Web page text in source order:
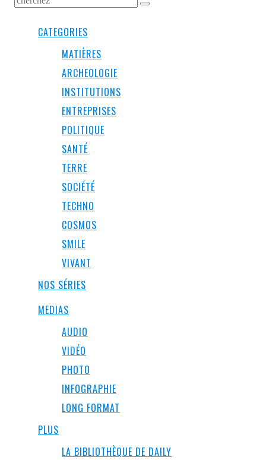
CATEGORIES
MATIÈRES
ARCHEOLOGIE
INSTITUTIONS
ENTREPRISES
POLITIQUE
SANTÉ
TERRE
SOCIÉTÉ
TECHNO
COSMOS
SMILE
VIVANT
NOS SÉRIES
MEDIAS
AUDIO
VIDÉO
PHOTO
INFOGRAPHIE
LONG FORMAT
PLUS
LA BIBLIOTHÈQUE DE DAILY